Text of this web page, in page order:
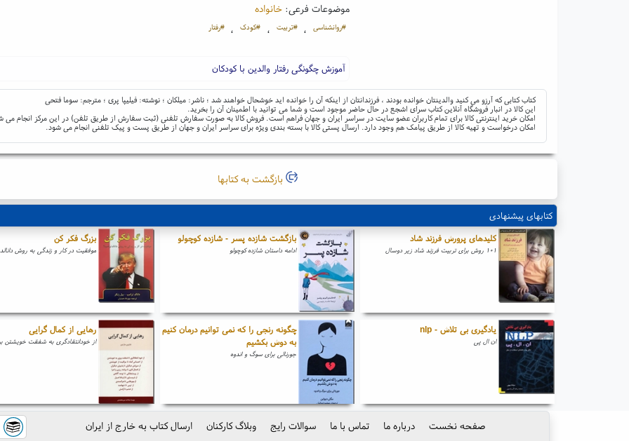
موضوعات فرعی:خانواده
#روانشناسی ، #تربیت ، #کودک ، #رفتار
آموزش چگونگی رفتار والدین با کودکان
کتاب کتابی که آرزو می کنید والدینتان خوانده بودند ، فرزندانتان از اینکه آن را خوانده اید خوشحال خواهند شد ؛ ناشر: میلکان ؛ نوشته: فیلیپا پری ؛ مترجم: سوما فتحی
این کالا در انبار فروشگاه آنلاین کتاب سرای اشجع در حال حاضر موجود است و شما می توانید با اطمینان آن را بخرید.
امکان خرید اینترنتی کالا برای تمام کاربران عضو سایت در سراسر ایران و جهان فراهم است. فروش کالا به صورت سفارش تلفنی (ثبت سفارش از طریق تلفن) در این مرکز انجام می
امکان درخواست و تهیه کالا از طریق پیامک هم وجود دارد. ارسال پستی کالا با بسته بندی ویژه برای سراسر ایران و جهان از طریق پست و پیک تلفنی انجام می شود.
بازگشت به کتابها
کتابهای پیشنهادی
کلیدهای پرورش فرزند شاد
۱۰۱ روش برای تربیت فرزند شاد زیر دوسال
بازگشت شازده پسر - شازده کوچولو
ادامه داستان شازده کوچولو
بزرگ فکر کن
موفقیت در کار و زندگی به روش
یادگیری بی تلاش - nlp
ان ال پی
چگونه رنجی را که نمی توانیم درمان کنیم
به دوش بکشیم
جورنالی برای سوگ و اندوه
رهایی از کمال گرایی
از خودانتقادگری به شفقت خویشتن
صفحه نخست درباره ما تماس با ما سوالات رایج وبلاگ کارکنان
ارسال کتاب به خارج از ایران